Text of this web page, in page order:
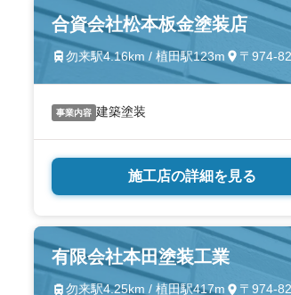
合資会社松本板金塗装店
勿来駅4.16km / 植田駅123m 〒974-
事業内容 建築塗装
施工店の詳細を見る
有限会社本田塗装工業
勿来駅4.25km / 植田駅417m 〒974-